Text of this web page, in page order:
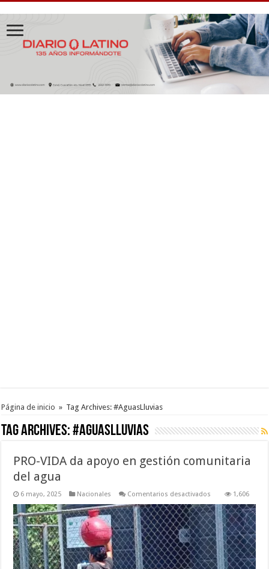
Página de inicio » Tag Archives: #AguasLluvias
Tag Archives:#AguasLluvias
PRO-VIDA da apoyo en gestión comunitaria
del agua
6 mayo, 2025 Nacionales Comentarios desactivados
VIDA
da
apoyo
en
gestión
comunitaria
del
agua
1,606